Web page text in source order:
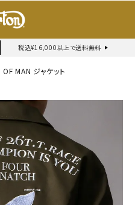
税込¥16,000以上で送料無料
search
MAN ジャケット